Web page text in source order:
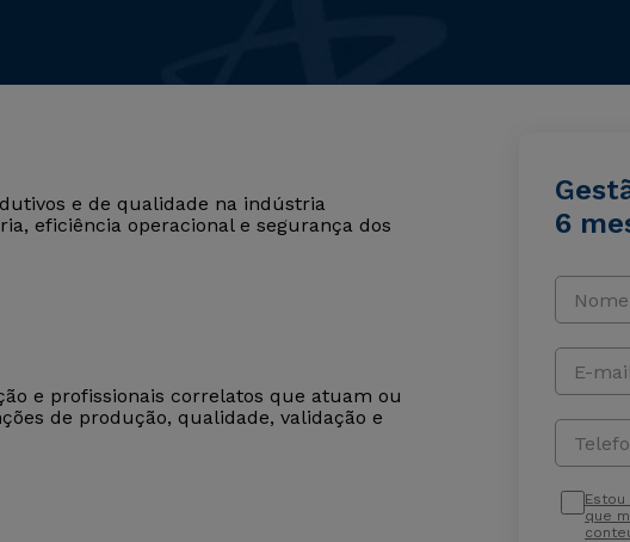
e de qualidade na indústria
eficiência operacional e segurança dos
e profissionais correlatos que atuam ou
de produção, qualidade, validação e
6
E-mail
que